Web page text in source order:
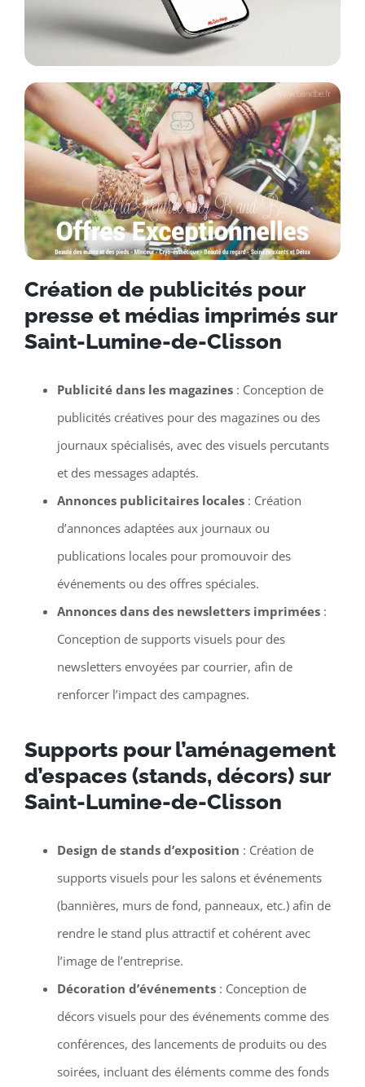
Création de publicités pour
presse et médias imprimés sur
Saint-Lumine-de-Clisson
Publicité dans les magazines: Conception de
publicités créatives pour des magazines ou des
journaux spécialisés, avec des visuels percutants
et des messages adaptés.
Annonces publicitaires locales: Création
d’annonces adaptées aux journaux ou
publications locales pour promouvoir des
événements ou des offres spéciales.
Annonces dans des newsletters imprimées:
Conception de supports visuels pour des
newsletters envoyées par courrier, afin de
renforcer l’impact des campagnes.
Supports pour l’aménagement
d’espaces (stands, décors) sur
Saint-Lumine-de-Clisson
Design de stands d’exposition : Création de
supports visuels pour les salons et événements
(bannières, murs de fond, panneaux, etc.) afin de
rendre le stand plus attractif et cohérent avec
l’image de l’entreprise.
Décoration d’événements: Conception de
décors visuels pour des événements comme des
conférences, des lancements de produits ou des
soirées, incluant des éléments comme des fonds